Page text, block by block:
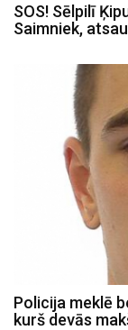
SOS! Sēlpilī
Saimniek,
Policija meklē
kurš devās